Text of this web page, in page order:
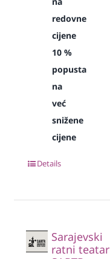
redovne
cijene
10 %
popusta
na
već
snižene
cijene
Details
Sarajevski
ratni teatar